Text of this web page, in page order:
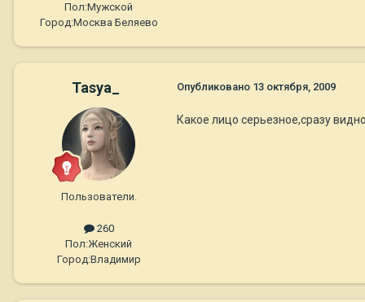
Пол:Мужской
Город:Москва Беляево
Tasya_
Пользователи.
260
Пол:Женский
Город:Владимир
Опубликовано 13 октября, 2009
Какое лицо серьезное,сразу